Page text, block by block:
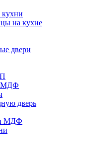
кухни
на кухне
двери
МДФ
дверь
МДФ